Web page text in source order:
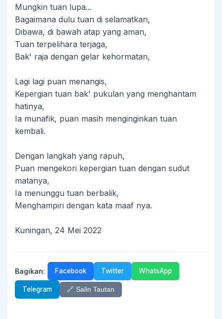
Mungkin tuan lupa...
Bagaimana dulu tuan di selamatkan,
Dibawa, di bawah atap yang aman,
Tuan terpelihara terjaga,
Bak' raja dengan gelar kehormatan,
Lagi lagi puan menangis,
Kepergian tuan bak' pukulan yang menghantam
hatinya,
Ia munafik, puan masih menginginkan tuan
kembali.
Dengan langkah yang rapuh,
Puan mengekori kepergian tuan dengan sudut
matanya,
Ia menunggu tuan berbalik,
Menghampiri dengan kata maaf nya.
Kuningan, 24 Mei 2022
Bagikan: Facebook Twitter WhatsApp
Telegram 🔗 Salin Tautan